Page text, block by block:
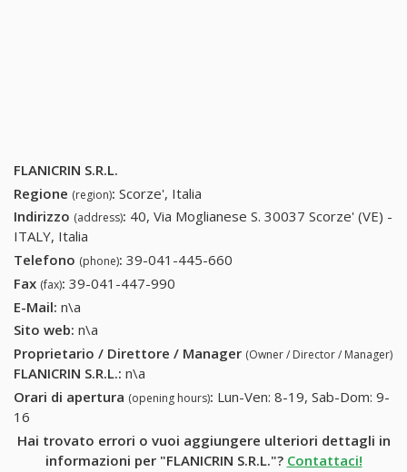
FLANICRIN S.R.L.
Regione (region): Scorze', Italia
Indirizzo (address): 40, Via Moglianese S. 30037 Scorze' (VE) -
ITALY, Italia
Telefono (phone): 39-041-445-660
Fax (fax): 39-041-447-990
E-Mail: n\a
Sito web: n\a
Proprietario / Direttore / Manager (Owner / Director / Manager)
FLANICRIN S.R.L.: n\a
Orari di apertura (opening hours): Lun-Ven: 8-19, Sab-Dom: 9-
16
Hai trovato errori o vuoi aggiungere ulteriori dettagli in
informazioni per "FLANICRIN S.R.L."? Contattaci!